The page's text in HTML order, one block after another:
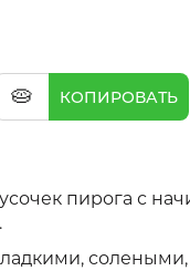
🥧 КОПИРОВАТЬ
пирога с